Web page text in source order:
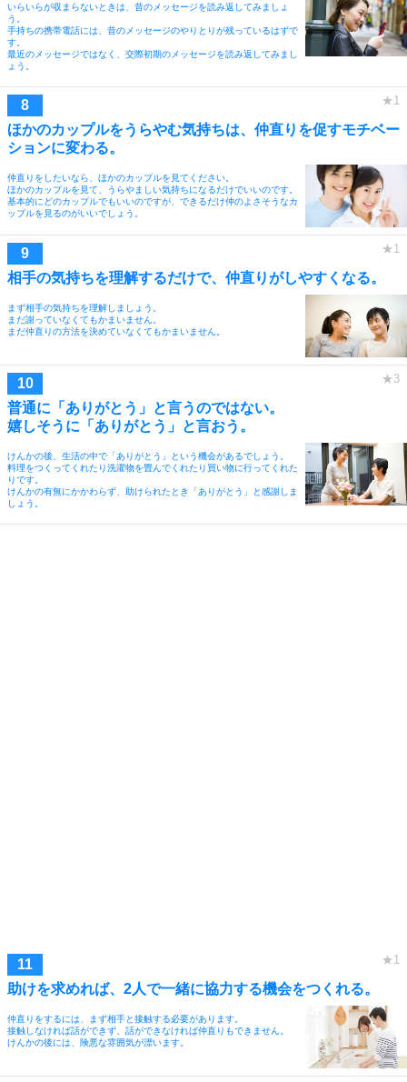
いらいらが収まらないときは、昔のメッセージを読み返してみましょ
う。
手持ちの携帯電話には、昔のメッセージのやりとりが残っているはずで
す。
最近のメッセージではなく、交際初期のメッセージを読み返してみまし
ょう。
ほかのカップルをうらやむ気持ちは、仲直りを促すモチベー
ションに変わる。
仲直りをしたいなら、ほかのカップルを見てください。
ほかのカップルを見て、うらやましい気持ちになるだけでいいのです。
基本的にどのカップルでもいいのですが、できるだけ仲のよさそうなカ
ップルを見るのがいいでしょう。
相手の気持ちを理解するだけで、仲直りがしやすくなる。
まず相手の気持ちを理解しましょう。
まだ謝っていなくてもかまいません。
まだ仲直りの方法を決めていなくてもかまいません。
普通に「ありがとう」と言うのではない。
嬉しそうに「ありがとう」と言おう。
けんかの後、生活の中で「ありがとう」という機会があるでしょう。
料理をつくってくれたり洗濯物を畳んでくれたり買い物に行ってくれた
りです。
けんかの有無にかかわらず、助けられたとき「ありがとう」と感謝しま
しょう。
助けを求めれば、2人で一緒に協力する機会をつくれる。
仲直りをするには、まず相手と接触する必要があります。
接触しなければ話ができず、話ができなければ仲直りもできません。
けんかの後には、険悪な雰囲気が漂います。